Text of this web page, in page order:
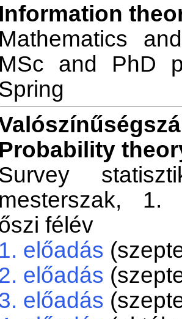
Information
Mathematics
MSc and PhD
Probability
mesterszak, 1.
félév
1. előadás
előadás
előadás